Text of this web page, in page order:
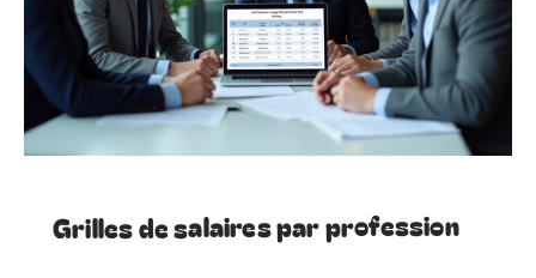
Grilles de salaires par profession